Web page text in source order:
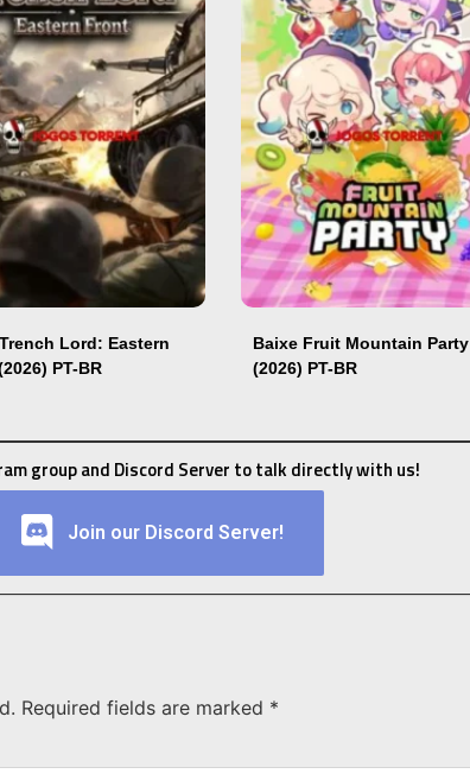
Lord: Eastern
PT-BR
Baixe Fruit Mountain Party
(2026) PT-BR
group and Discord Server to talk directly with us!
Join our Discord Server!
Required fields are marked *